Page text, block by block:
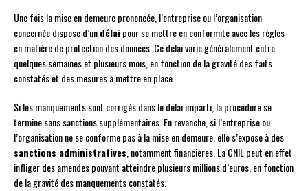
Une fois la mise en demeure prononcée, l’entreprise ou l’organisation
concernée dispose d’undélaipour se mettre en conformité avec les règles
en matière de protection des données. Ce délai varie généralement entre
quelques semaines et plusieurs mois, en fonction de la gravité des faits
constatés et des mesures à mettre en place.
Si les manquements sont corrigés dans le délai imparti, la procédure se
termine sans sanctions supplémentaires. En revanche, si l’entreprise ou
l’organisation ne se conforme pas à la mise en demeure, elle s’expose à des
sanctions administratives, notamment financières. La CNIL peut en effet
infliger des amendes pouvant atteindre plusieurs millions d’euros, en fonction
de la gravité des manquements constatés.